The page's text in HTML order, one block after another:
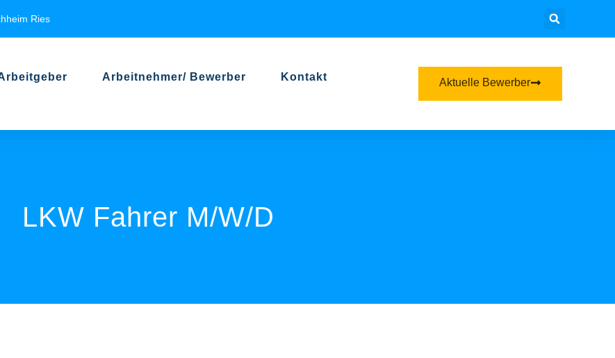
Ries
Arbeitnehmer/ Bewerber Kontakt Aktuelle Bewerber
LKW Fahrer M/w/d